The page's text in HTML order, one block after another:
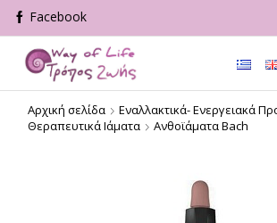
Αρχική σελίδα
Εναλλακτικά- Ενεργειακά
Θεραπευτικά Ιάματα
Ανθοϊάματα Bach